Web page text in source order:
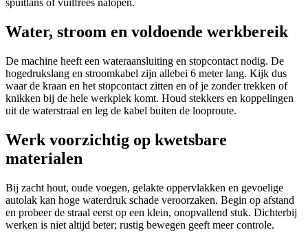
spuitlans of vuilfrees nalopen.
Water, stroom en voldoende werkbereik
De machine heeft een wateraansluiting en stopcontact nodig. De
hogedrukslang en stroomkabel zijn allebei 6 meter lang. Kijk dus
waar de kraan en het stopcontact zitten en of je zonder trekken of
knikken bij de hele werkplek komt. Houd stekkers en koppelingen
uit de waterstraal en leg de kabel buiten de looproute.
Werk voorzichtig op kwetsbare
materialen
Bij zacht hout, oude voegen, gelakte oppervlakken en gevoelige
autolak kan hoge waterdruk schade veroorzaken. Begin op afstand
en probeer de straal eerst op een klein, onopvallend stuk. Dichterbij
werken is niet altijd beter; rustig bewegen geeft meer controle.